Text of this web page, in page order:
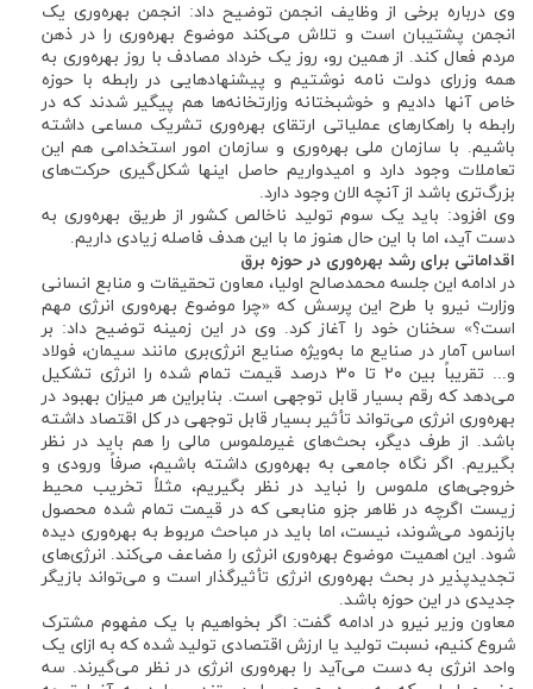
وی درباره برخی از وظایف انجمن توضیح داد: انجمن بهره‌وری یک
انجمن پشتیبان است و تلاش می‌کند موضوع بهره‌وری را در ذهن
مردم فعال کند. از همین رو، روز یک خرداد مصادف با روز بهره‌وری به
همه وزرای دولت نامه نوشتیم و پیشنهادهایی در رابطه با حوزه
خاص آنها دادیم و خوشبختانه وزارتخانه‌ها هم پیگیر شدند که در
رابطه با راهکارهای عملیاتی ارتقای بهره‌وری تشریک مساعی داشته
باشیم. با سازمان ملی بهره‌وری و سازمان امور استخدامی هم این
تعاملات وجود دارد و امیدواریم حاصل اینها شکل‌گیری حرکت‌های
بزرگ‌تری باشد از آنچه الان وجود دارد.
وی افزود: باید یک سوم تولید ناخالص کشور از طریق بهره‌وری به
دست آید، اما با این حال هنوز ما با این هدف فاصله زیادی داریم.
اقداماتی برای رشد بهره‌وری در حوزه برق
در ادامه این جلسه محمدصالح اولیا، معاون تحقیقات و منابع انسانی
وزارت نیرو با طرح این پرسش که «چرا موضوع بهره‌وری انرژی مهم
است؟» سخنان خود را آغاز کرد. وی در این زمینه توضیح داد: بر
اساس آمار در صنایع ما به‌ویژه صنایع انرژی‌بری مانند سیمان، فولاد
و... تقریباً بین ۲۰ تا ۳۰ درصد قیمت تمام شده را انرژی تشکیل
می‌دهد که رقم بسیار قابل توجهی است. بنابراین هر میزان بهبود در
بهره‌وری انرژی می‌تواند تأثیر بسیار قابل توجهی در کل اقتصاد داشته
باشد. از طرف دیگر، بحث‌های غیرملموس مالی را هم باید در نظر
بگیریم. اگر نگاه جامعی به بهره‌وری داشته باشیم، صرفاً ورودی و
خروجی‌های ملموس را نباید در نظر بگیریم، مثلاً تخریب محیط
زیست اگرچه در ظاهر جزو منابعی که در قیمت تمام شده محصول
بازنمود می‌شوند، نیست، اما باید در مباحث مربوط به بهره‌وری دیده
شود. این اهمیت موضوع بهره‌وری انرژی را مضاعف می‌کند. انرژی‌های
تجدیدپذیر در بحث بهره‌وری انرژی تأثیرگذار است و می‌تواند بازیگر
جدیدی در این حوزه باشد.
معاون وزیر نیرو در ادامه گفت: اگر بخواهیم با یک مفهوم مشترک
شروع کنیم، نسبت تولید یا ارزش اقتصادی تولید شده که به ازای یک
واحد انرژی به دست می‌آید را بهره‌وری انرژی در نظر می‌گیرند. سه